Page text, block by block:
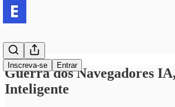
Inscreva-se Entrar
Guerra dos Navegadores
Inteligente